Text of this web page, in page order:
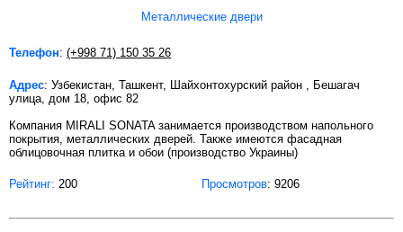
Металлические двери
Телефон: (+998 71) 150 35 26
Адрес: Узбекистан, Ташкент, Шайхонтохурский район , Бешагач
улица, дом 18, офис 82
Компания MIRALI SONATA занимается производством напольного
покрытия, металлических дверей. Также имеются фасадная
облицовочная плитка и обои (производство Украины)
Рейтинг: 200 Просмотров: 9206